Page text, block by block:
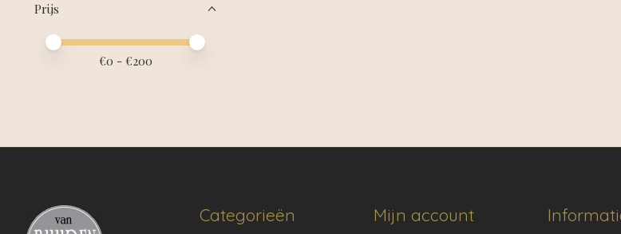
Prijs
Minimale prijswaarde
Price maximum value
€0 - €200
Categorieën Mijn account